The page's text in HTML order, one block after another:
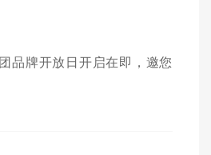
品牌开放日开启在即，邀您